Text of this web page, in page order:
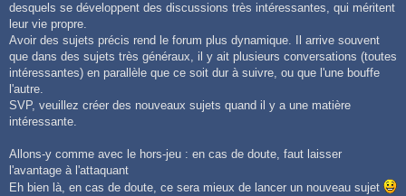
a
g
desquels se développent des discussions très intéressantes, qui méritent
leur vie propre.
Avoir des sujets précis rend le forum plus dynamique. Il arrive souvent
que dans des sujets très généraux, il y ait plusieurs conversations (toutes
intéressantes) en parallèle que ce soit dur à suivre, ou que l'une bouffe
l'autre.
SVP, veuillez créer des nouveaux sujets quand il y a une matière
intéressante.
Allons-y comme avec le hors-jeu : en cas de doute, faut laisser
l'avantage à l'attaquant
Eh bien là, en cas de doute, ce sera mieux de lancer un nouveau sujet